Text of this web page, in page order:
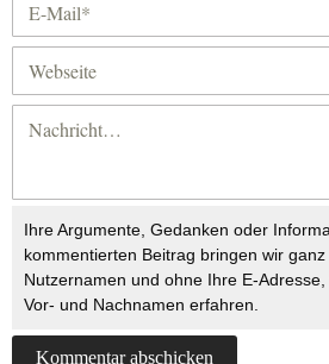
Ihre Argumente, Gedanken oder
kommentierten Beitrag bringen wir
Nutzernamen und ohne Ihre E-
Vor- und Nachnamen erfahren.